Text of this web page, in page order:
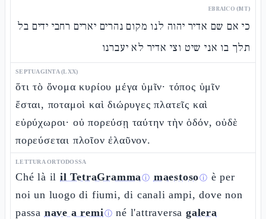
EBRAICO (MT)
כי אם שם אדיר יהוה לנו מקום נהרים יארים רחבי ידים בל
תלך בו אני שיט וצי אדיר לא יעברנו
SEPTUAGINTA (LXX)
ὅτι τὸ ὄνομα κυρίου μέγα ὑμῖν· τόπος ὑμῖν
ἔσται, ποταμοὶ καὶ διώρυγες πλατεῖς καὶ
εὐρύχωροι· οὐ πορεύσῃ ταύτην τὴν ὁδόν, οὐδὲ
πορεύσεται πλοῖον ἐλαῦνον.
LETTURA ORTODOSSA
Ché là il il TetraGrammaⓘ maestosoⓘ è per
noi un luogo di fiumi, di canali ampi, dove non
passa nave a remiⓘ né l'attraversagalera